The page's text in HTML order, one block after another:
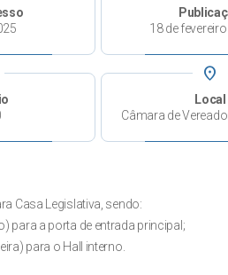
18 de
place
Local
Câmara de
Casa Legislativa, sendo:
para a porta de entrada principal;
para o Hall interno.